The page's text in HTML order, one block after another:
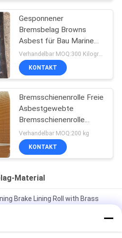
Gesponnener
Bremsbelag Browns
Asbest für Bau Marine
Machinery
Verhandelbar MOQ:300 Kilogramm
KONTAKT
Bremsschienenrolle Freie
Asbestgewebte
Bremsschienenrolle
Bremsschienenrolle
Verhandelbar MOQ:200 kg
KONTAKT
Material
Brake Lining Roll with Brass
Automobilbremsbeläge